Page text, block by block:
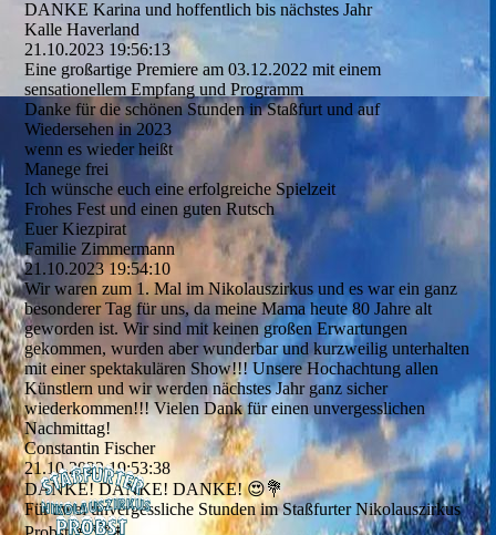
DANKE Karina und hoffentlich bis nächstes Jahr
Kalle Haverland
21.10.2023 19:56:13
Eine großartige Premiere am 03.12.2022 mit einem
sensationellem Empfang und Programm
Danke für die schönen Stunden in Staßfurt und auf
Wiedersehen in 2023
wenn es wieder heißt
Manege frei
Ich wünsche euch eine erfolgreiche Spielzeit
Frohes Fest und einen guten Rutsch
Euer Kiezpirat
Familie Zimmermann
21.10.2023 19:54:10
Wir waren zum 1. Mal im Nikolauszirkus und es war ein ganz
besonderer Tag für uns, da meine Mama heute 80 Jahre alt
geworden ist. Wir sind mit keinen großen Erwartungen
gekommen, wurden aber wunderbar und kurzweilig unterhalten
mit einer spektakulären Show!!! Unsere Hochachtung allen
Künstlern und wir werden nächstes Jahr ganz sicher
wiederkommen!!! Vielen Dank für einen unvergesslichen
Nachmittag!
Constantin Fischer
21.10.2023 19:53:38
DANKE! DANKE! DANKE! 😍💐
Für zwei unvergessliche Stunden im Staßfurter Nikolauszirkus